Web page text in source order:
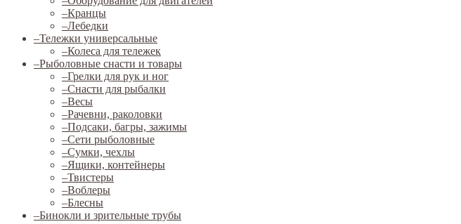
–Кранцы
–Лебедки
–Тележки универсальные
–Колеса для тележек
–Рыболовные снасти и товары
–Грелки для рук и ног
–Снасти для рыбалки
–Весы
–Рачевни, раколовки
–Подсаки, багры, зажимы
–Сети рыболовные
–Сумки, чехлы
–Ящики, контейнеры
–Твистеры
–Воблеры
–Блесны
–Бинокли и зрительные трубы